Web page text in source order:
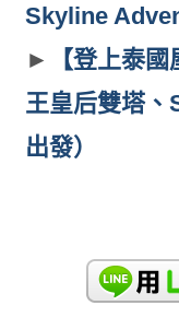
Skyline
►
【登上泰
王皇后雙塔
出發）